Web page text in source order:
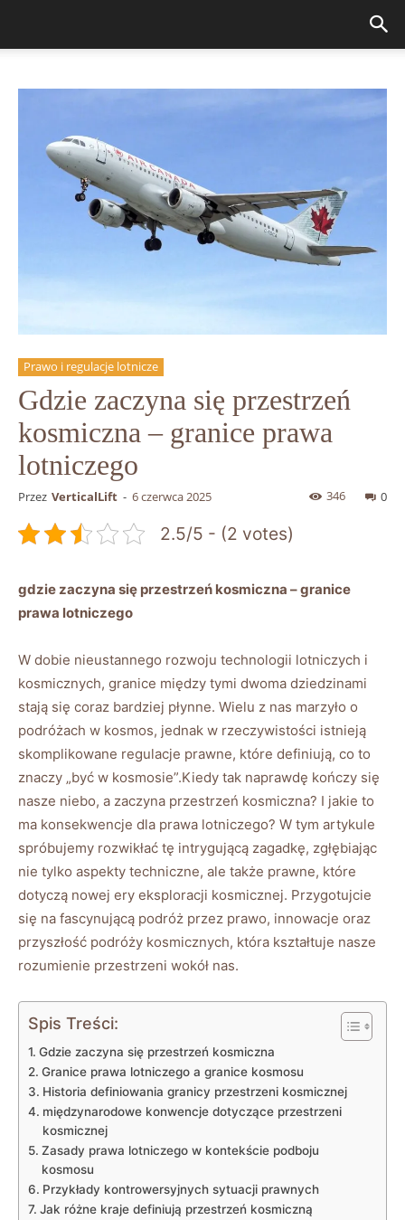
Prawo i regulacje lotnicze
Gdzie zaczyna się przestrzeń
kosmiczna – granice prawa
lotniczego
Przez VerticalLift - 6 czerwca 2025 0
346
2.5/5 - (2 votes)
gdzie zaczyna się przestrzeń kosmiczna – granice
prawa lotniczego
W dobie nieustannego rozwoju technologii lotniczych i
kosmicznych, granice między tymi dwoma dziedzinami
stają się coraz bardziej płynne. Wielu z nas marzyło o
podróżach w kosmos, jednak w rzeczywistości istnieją
skomplikowane regulacje prawne, które definiują, co to
znaczy „być w kosmosie”.Kiedy tak naprawdę kończy się
nasze niebo, a zaczyna przestrzeń kosmiczna? I jakie to
ma konsekwencje dla prawa lotniczego? W tym artykule
spróbujemy rozwikłać tę intrygującą zagadkę, zgłębiając
nie tylko aspekty techniczne, ale także prawne, które
dotyczą nowej ery eksploracji kosmicznej. Przygotujcie
się na fascynującą podróż przez prawo, innowacje oraz
przyszłość podróży kosmicznych, która kształtuje nasze
rozumienie przestrzeni wokół nas.
Spis Treści:
Gdzie zaczyna się przestrzeń kosmiczna
Granice prawa lotniczego a granice kosmosu
Historia definiowania granicy przestrzeni kosmicznej
międzynarodowe konwencje dotyczące przestrzeni
kosmicznej
Zasady prawa lotniczego w kontekście podboju
kosmosu
Przykłady kontrowersyjnych sytuacji prawnych
Jak różne kraje definiują przestrzeń kosmiczną